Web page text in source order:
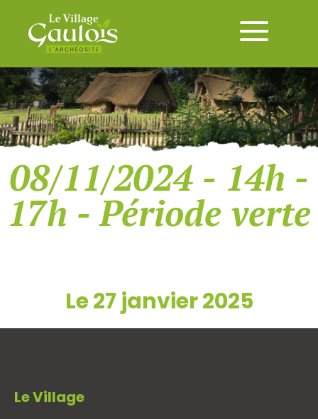
08/11/2024 - 14h -
17h - Période verte
Le 27 janvier 2025
Le Village